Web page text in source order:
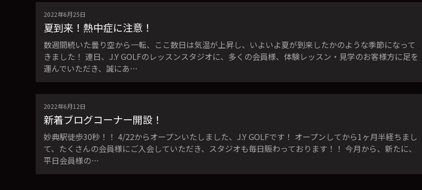
2022年6月25日
夏到来！熱中症に注意！
数週間続いた曇り空から一転、ここ数日は気温が上昇し、いよいよ夏が到来したかのような季節になって
きました！ 連日、J.Y GOLFのレッスンスタジオに、多くの会員様、体験レッスン・見学のお客様方に足を
運んでいただき、誠にあ…
2022年6月12日
新着ブログコーナー開設！
妙典駅徒歩30秒！！ 4/22からオープンいたしました、J.Y GOLFです！ オープンしてから1ヶ月半経ちまし
て、たくさんの会員様にご入会していただき、スタジオも毎日賑わっております！！ 今月から、新たに、
平日会員様の…